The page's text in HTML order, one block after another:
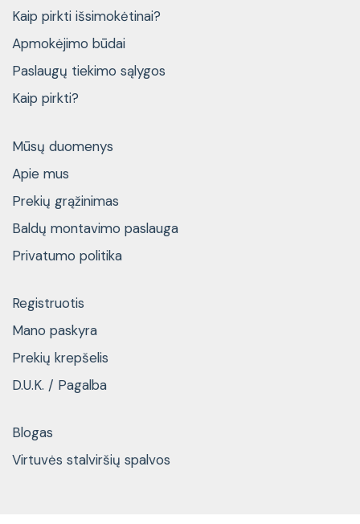
Kaip pirkti išsimokėtinai?
Apmokėjimo būdai
Paslaugų tiekimo sąlygos
Kaip pirkti?
Mūsų duomenys
Apie mus
Prekių grąžinimas
Baldų montavimo paslauga
Privatumo politika
Registruotis
Mano paskyra
Prekių krepšelis
D.U.K. / Pagalba
Blogas
Virtuvės stalviršių spalvos